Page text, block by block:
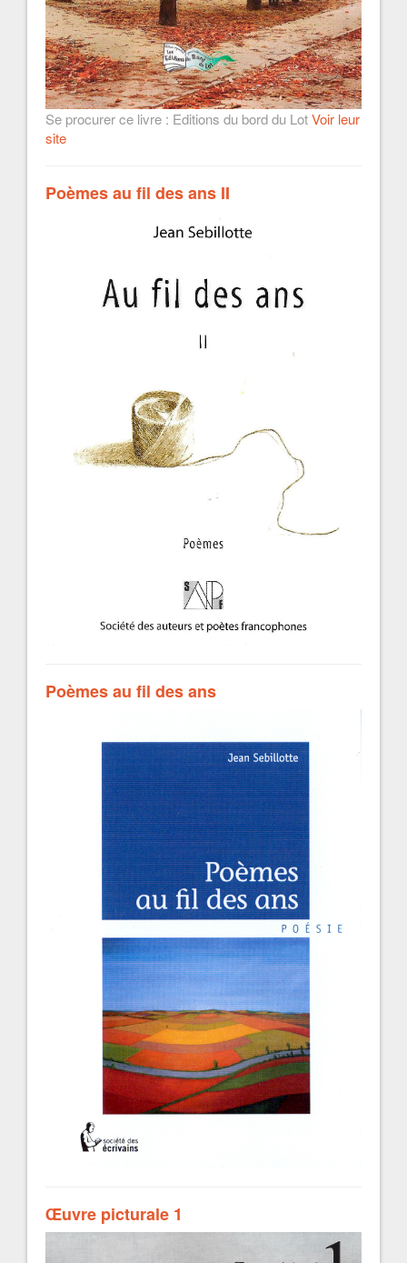
Se procurer ce livre : Editions du bord du LotVoir leur
site
Poèmes au fil des ans II
Poèmes au fil des ans
Œuvre picturale 1